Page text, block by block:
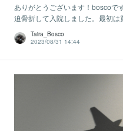
ありがとうございます！boscoで
迫骨折して入院しました。最初は
Taira_Bosco
2023/08/31 14:44